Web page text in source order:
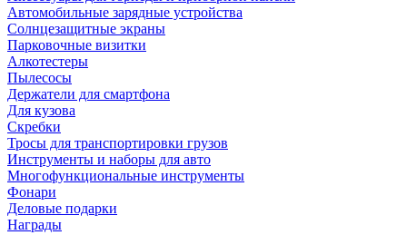
Автомобильные зарядные устройства
Солнцезащитные экраны
Парковочные визитки
Алкотестеры
Пылесосы
Держатели для смартфона
Для кузова
Скребки
Тросы для транспортировки грузов
Инструменты и наборы для авто
Многофункциональные инструменты
Фонари
Деловые подарки
Награды